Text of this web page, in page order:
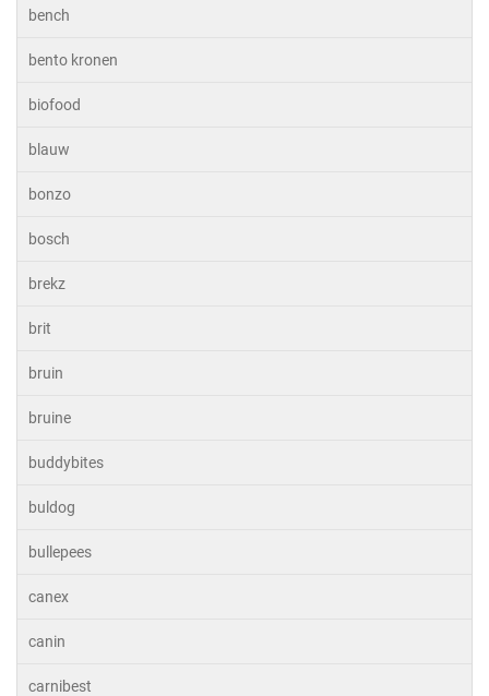
bench
bento kronen
biofood
blauw
bonzo
bosch
brekz
brit
bruin
bruine
buddybites
buldog
bullepees
canex
canin
carnibest